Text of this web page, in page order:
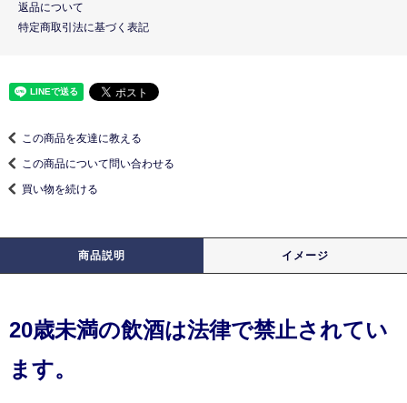
返品について
特定商取引法に基づく表記
この商品を友達に教える
この商品について問い合わせる
買い物を続ける
商品説明 イメージ
20歳未満の飲酒は法律で禁止されてい
ます。